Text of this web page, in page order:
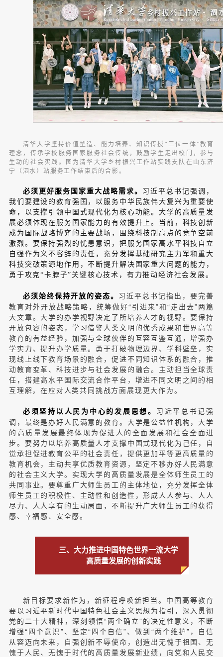
清华大学坚持价值塑造、能力培养、知识传授“三位一体”教育
理念，传承学校服务国家服务社会传统，鼓励学生走出校门，参与
生动的社会实践。图为清华大学乡村振兴工作站实践支队在山东济
宁（泗水）站服务工作结束后的合影。
必须更好服务国家重大战略需求。 习近平总书记强调，
我们要建设的教育强国，以服务中华民族伟大复兴为重要使
命，以支撑引领中国式现代化为核心功能。大学的高质量发
展必须体现在服务国家能力的有效提升上。当前，科技创新
成为国际战略博弈的主要战场，围绕科技制高点的竞争空前
激烈。要保持强烈的忧患意识，把服务国家高水平科技自立
自强作为义不容辞的责任，充分发挥基础研究主力军和重大
科技突破策源地作用，不断提升解决国家重大问题的能力，
勇于攻克“卡脖子”关键核心技术，有力推动经济社会发展。
必须始终保持开放的姿态。 习近平总书记指出，要完善
教育对外开放战略策略，统筹做好“引进来”和“走出去”两篇
大文章。大学的办学视野决定了所培养人才的视野。要保持
开放包容的姿态，学习借鉴人类文明的优秀成果和世界高等
教育的有益经验，加强与全球伙伴的互容互鉴互通，增强办
学实力、提升办学质量。勇于打破物理边界、学科壁垒，实
现线上线下教育场景的融合，促进不同知识体系的融合，推
动教育变革、科技进步与社会发展的融合。主动担当全球责
任，搭建高水平国际交流合作平台，增进不同文明之间的相
互理解，在应对人类共同挑战方面展现更大作为。
必须坚持以人民为中心的发展思想。 习近平总书记强
调，最终是办好人民满意的教育。大学是公益性机构，大学
的高质量发展最终体现为促进人的全面发展和社会全面进
步。要努力以培养高质量人才支撑中国式现代化为己任，自
觉承担促进教育公平的社会责任，提供更加平等更高质量的
教育机会，主动共享优质教育资源，坚定不移办好人民满意
的社会主义大学。实现大学的高质量发展是全体师生员工的
共同事业。要尊重广大师生员工的主体地位，充分发挥全体
师生员工的积极性、主动性和创造性，形成人人参与、人人
尽力、人人享有的生动局面，不断提升广大师生员工的获得
感、幸福感、安全感。
三、大力推进中国特色世界一流大学
高质量发展的创新实践
新目标要求新作为，新征程呼唤新担当。中国高等教育
要以习近平新时代中国特色社会主义思想为指引，深入贯彻
党的二十大精神，深刻领悟“两个确立”的决定性意义，不断
增强“四个意识”、坚定“四个自信”、做到“两个维护”，自信
从容迈向未来，自强创新不辱使命，创造出无愧于祖国、无
愧于人民、无愧于时代的高质量发展新业绩，向党和人民交